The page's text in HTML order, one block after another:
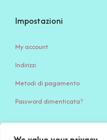
Impostazioni
My account
Indirizzi
Metodi di pagamento
Password dimenticata?